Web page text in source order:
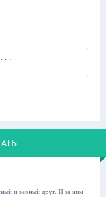
и верный друг. И за ним